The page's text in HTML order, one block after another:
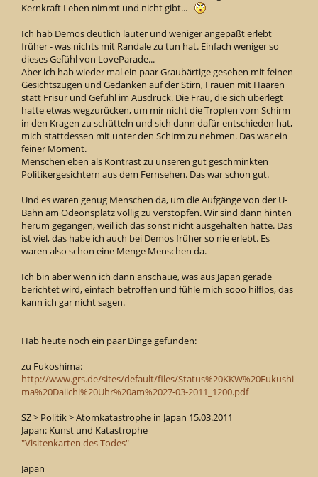
Kernkraft Leben nimmt und nicht gibt...
Ich hab Demos deutlich lauter und weniger angepaßt erlebt
früher - was nichts mit Randale zu tun hat. Einfach weniger so
dieses Gefühl von LoveParade...
Aber ich hab wieder mal ein paar Graubärtige gesehen mit feinen
Gesichtszügen und Gedanken auf der Stirn, Frauen mit Haaren
statt Frisur und Gefühl im Ausdruck. Die Frau, die sich überlegt
hatte etwas wegzurücken, um mir nicht die Tropfen vom Schirm
in den Kragen zu schütteln und sich dann dafür entschieden hat,
mich stattdessen mit unter den Schirm zu nehmen. Das war ein
feiner Moment.
Menschen eben als Kontrast zu unseren gut geschminkten
Politikergesichtern aus dem Fernsehen. Das war schon gut.
Und es waren genug Menschen da, um die Aufgänge von der U-
Bahn am Odeonsplatz völlig zu verstopfen. Wir sind dann hinten
herum gegangen, weil ich das sonst nicht ausgehalten hätte. Das
ist viel, das habe ich auch bei Demos früher so nie erlebt. Es
waren also schon eine Menge Menschen da.
Ich bin aber wenn ich dann anschaue, was aus Japan gerade
berichtet wird, einfach betroffen und fühle mich sooo hilflos, das
kann ich gar nicht sagen.
Hab heute noch ein paar Dinge gefunden:
zu Fukoshima:
http://www.grs.de/sites/default/files/Status%20KKW%20Fukushi
ma%20Daiichi%20Uhr%20am%2027-03-2011_1200.pdf
SZ > Politik > Atomkatastrophe in Japan 15.03.2011
Japan: Kunst und Katastrophe
"Visitenkarten des Todes"
Japan